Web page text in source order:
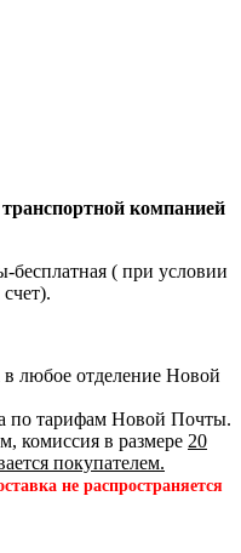
компанией
бесплатная ( при условии
в любое отделение Новой
по тарифам Новой Почты.
комиссия в размере 20
покупателем.
не распространяется